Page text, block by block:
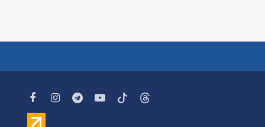
almağa çalışdı – 5 illik həbs
edildi